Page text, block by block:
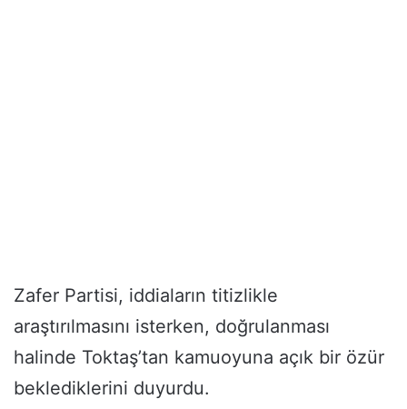
Zafer Partisi, iddiaların titizlikle
araştırılmasını isterken, doğrulanması
halinde Toktaş’tan kamuoyuna açık bir özür
beklediklerini duyurdu.